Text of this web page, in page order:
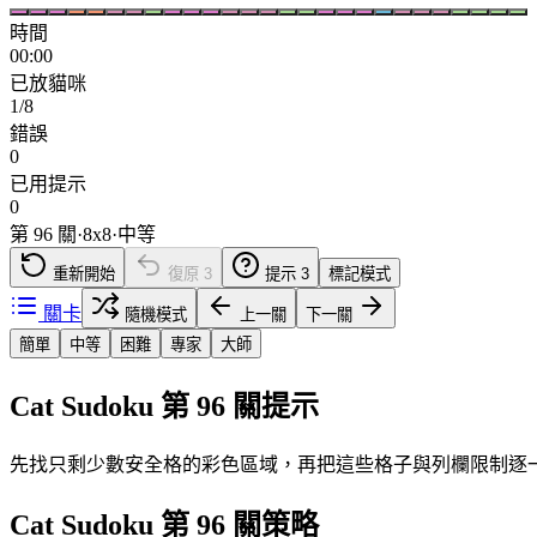
時間
00:00
已放貓咪
1/8
錯誤
0
已用提示
0
第 96 關·8x8·中等
重新開始 復原 3 提示 3 標記模式
關卡 隨機模式 上一關
下一關
簡單
中等 困難 專家 大師
Cat Sudoku 第 96 關提示
先找只剩少數安全格的彩色區域，再把這些格子與列欄限制逐
Cat Sudoku 第 96 關策略